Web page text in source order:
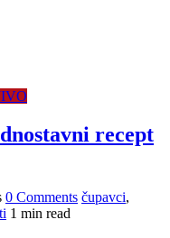
recept
0 Comments čupavci,
1 min read